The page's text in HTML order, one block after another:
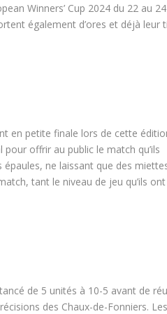
Winners’ Cup 2024 du 22 au 24
également d’ores et déjà leur
en petite finale lors de cette
offrir au public le match qu’ils
ne laissant que des
tant le niveau de jeu qu’ils ont
de 5 unités à 10-5 avant de
des Chaux-de-Fonniers. Les